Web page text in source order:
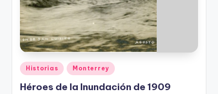
Posted
in
Historias Monterrey
Héroes de la Inundación de 1909